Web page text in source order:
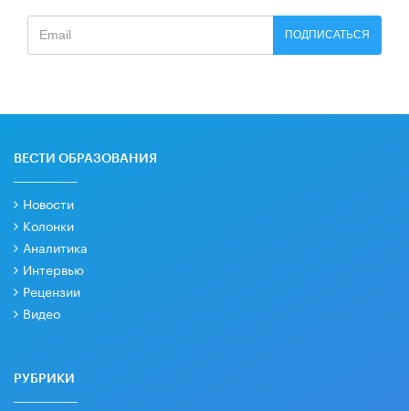
ПОДПИСАТЬСЯ
ВЕСТИ ОБРАЗОВАНИЯ
Новости
Колонки
Аналитика
Интервью
Рецензии
Видео
РУБРИКИ